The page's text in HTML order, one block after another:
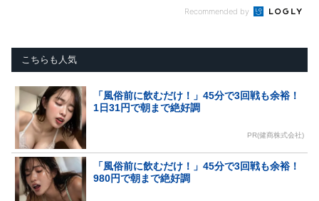
Recommended by
こちらも人気
「風俗前に飲むだけ！」45分で3回戦も余裕！
1日31円で朝まで絶好調
PR(健商株式会社)
「風俗前に飲むだけ！」45分で3回戦も余裕！
980円で朝まで絶好調